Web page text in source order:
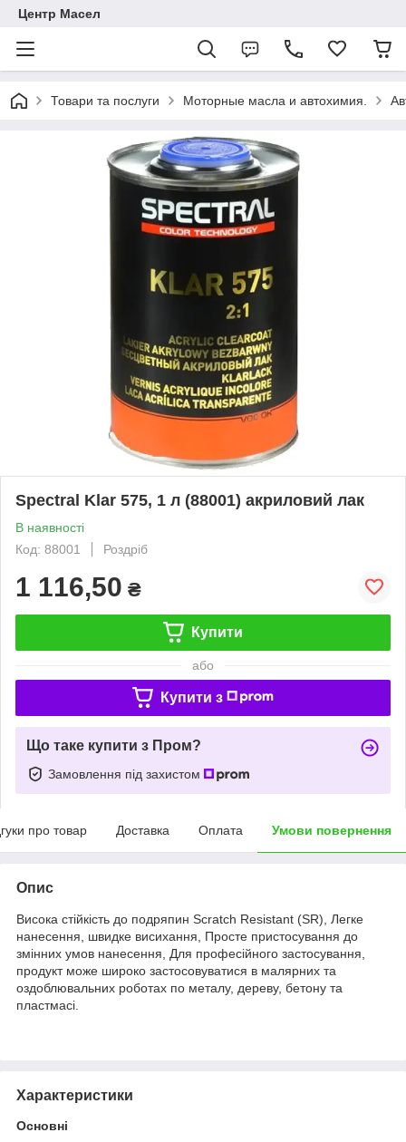
Центр Масел
Товари та послуги Моторные масла и автохимия.
Spectral Klar 575, 1 л (88001) акриловий лак
В наявності
Код: 88001
Роздріб
1 116,50 ₴
Купити
або
Купити з
Що таке купити з Пром?
Замовлення під захистом
про товар Доставка Оплата Умови повернення
Опис
Висока стійкість до подряпин Scratch Resistant (SR), Легке
нанесення, швидке висихання, Просте пристосування до
змінних умов нанесення, Для професійного застосування,
продукт може широко застосовуватися в малярних та
оздоблювальних роботах по металу, дереву, бетону та
пластмасі.
Характеристики
Основні